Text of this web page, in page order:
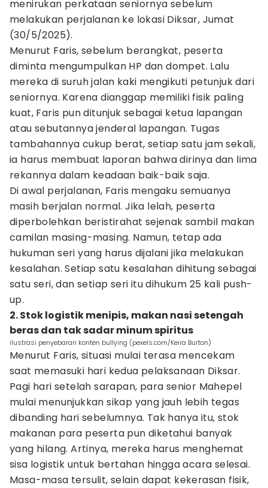
menirukan perkataan seniornya sebelum
melakukan perjalanan ke lokasi Diksar, Jumat
(30/5/2025).
Menurut Faris, sebelum berangkat, peserta
diminta mengumpulkan HP dan dompet. Lalu
mereka di suruh jalan kaki mengikuti petunjuk dari
seniornya. Karena dianggap memiliki fisik paling
kuat, Faris pun ditunjuk sebagai ketua lapangan
atau sebutannya jenderal lapangan. Tugas
tambahannya cukup berat, setiap satu jam sekali,
ia harus membuat laporan bahwa dirinya dan lima
rekannya dalam keadaan baik-baik saja.
Di awal perjalanan, Faris mengaku semuanya
masih berjalan normal. Jika lelah, peserta
diperbolehkan beristirahat sejenak sambil makan
camilan masing-masing. Namun, tetap ada
hukuman seri yang harus dijalani jika melakukan
kesalahan. Setiap satu kesalahan dihitung sebagai
satu seri, dan setiap seri itu dihukum 25 kali push-
up.
2. Stok logistik menipis, makan nasi setengah
beras dan tak sadar minum spiritus
ilustrasi penyebaran konten bullying (pexels.com/Keira Burton)
Menurut Faris, situasi mulai terasa mencekam
saat memasuki hari kedua pelaksanaan Diksar.
Pagi hari setelah sarapan, para senior Mahepel
mulai menunjukkan sikap yang jauh lebih tegas
dibanding hari sebelumnya. Tak hanya itu, stok
makanan para peserta pun diketahui banyak
yang hilang. Artinya, mereka harus menghemat
sisa logistik untuk bertahan hingga acara selesai.
Masa-masa tersulit, selain dapat kekerasan fisik,